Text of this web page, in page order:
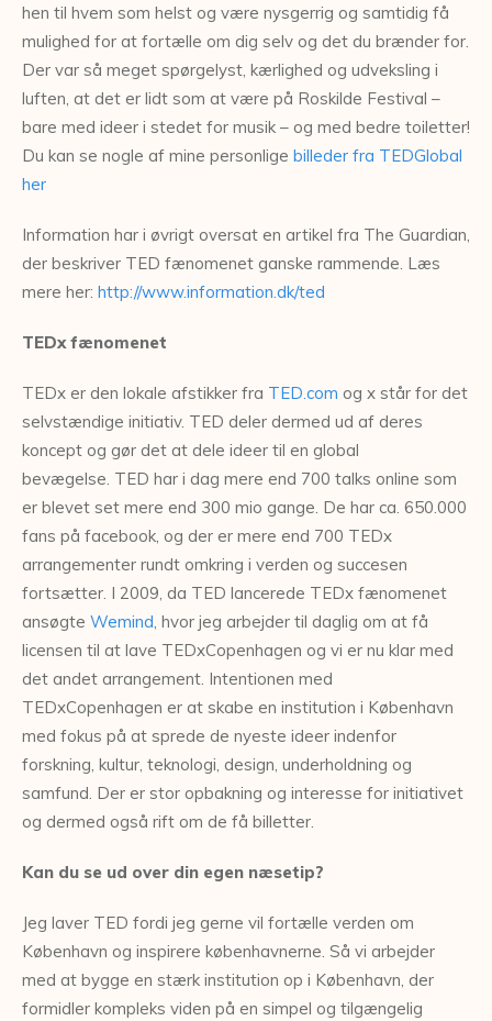
hen til hvem som helst og være nysgerrig og samtidig få
mulighed for at fortælle om dig selv og det du brænder for.
Der var så meget spørgelyst, kærlighed og udveksling i
luften, at det er lidt som at være på Roskilde Festival –
bare med ideer i stedet for musik – og med bedre toiletter!
Du kan se nogle af mine personlige billeder fra TEDGlobal
her
Information har i øvrigt oversat en artikel fra The Guardian,
der beskriver TED fænomenet ganske rammende. Læs
mere her: http://www.information.dk/ted
TEDx fænomenet
TEDx er den lokale afstikker fra TED.com og x står for det
selvstændige initiativ. TED deler dermed ud af deres
koncept og gør det at dele ideer til en global
bevægelse. TED har i dag mere end 700 talks online som
er blevet set mere end 300 mio gange. De har ca. 650.000
fans på facebook, og der er mere end 700 TEDx
arrangementer rundt omkring i verden og succesen
fortsætter. I 2009, da TED lancerede TEDx fænomenet
ansøgte Wemind , hvor jeg arbejder til daglig om at få
licensen til at lave TEDxCopenhagen og vi er nu klar med
det andet arrangement. Intentionen med
TEDxCopenhagen er at skabe en institution i København
med fokus på at sprede de nyeste ideer indenfor
forskning, kultur, teknologi, design, underholdning og
samfund. Der er stor opbakning og interesse for initiativet
og dermed også rift om de få billetter.
Kan du se ud over din egen næsetip?
Jeg laver TED fordi jeg gerne vil fortælle verden om
København og inspirere københavnerne. Så vi arbejder
med at bygge en stærk institution op i København, der
formidler kompleks viden på en simpel og tilgængelig